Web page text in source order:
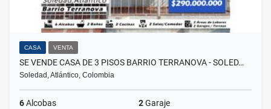
CASA VENTA
SE VENDE CASA DE 3 PISOS BARRIO TERRANOVA - SOLED…
Soledad, Atlántico, Colombia
6Alcobas 2Garaje